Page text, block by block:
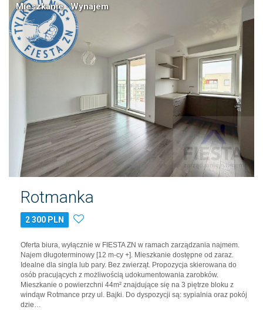
Mieszkanie · Wynajem
Rotmanka
2 300 PLN
Oferta biura, wyłącznie w FIESTA ZN w ramach zarządzania najmem.
Najem długoterminowy [12 m-cy +]. Mieszkanie dostępne od zaraz.
Idealne dla singla lub pary. Bez zwierząt. Propozycja skierowana do
osób pracujących z możliwością udokumentowania zarobków.
Mieszkanie o powierzchni 44m² znajdujące się na 3 piętrze bloku z
windąw Rotmance przy ul. Bajki. Do dyspozycji są: sypialnia oraz pokój
dzie…